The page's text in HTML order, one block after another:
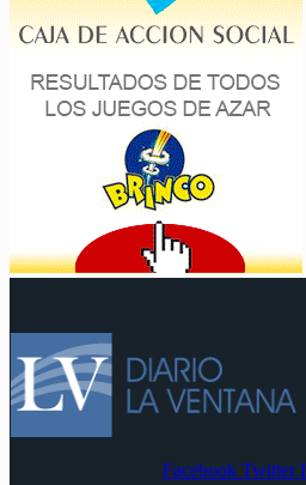
Facebook Twitter